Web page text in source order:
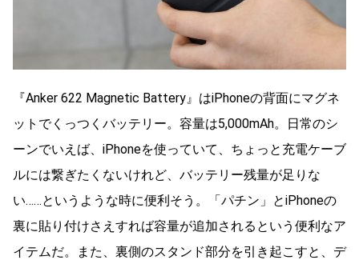
『Anker 622 Magnetic Battery』はiPhoneの背面にマグネ
ットでくっつくバッテリー。容量は5,000mAh。日常のシ
ーンでいえば、iPhoneを使っていて、ちょっと充電ケーブ
ルには繋ぎたくないけれど、バッテリー残量が足りな
い……というような時に便利そう。「パチン」とiPhoneの
裏に貼り付けさえすれば容量が追加されるという便利なア
イテムだ。また、裏側のスタンド部分を引き起こすと、デ